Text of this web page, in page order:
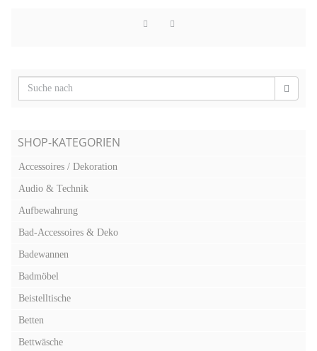
SHOP-KATEGORIEN
Accessoires / Dekoration
Audio & Technik
Aufbewahrung
Bad-Accessoires & Deko
Badewannen
Badmöbel
Beistelltische
Betten
Bettwäsche